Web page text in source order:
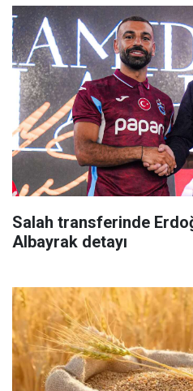
Salah transferinde
Albayrak detayı